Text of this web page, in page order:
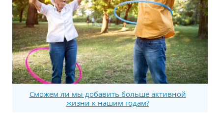
Сможем ли мы добавить больше активной
жизни к нашим годам?